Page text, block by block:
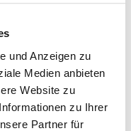
und Anzeigen zu
Medien anbieten
Website zu
zu Ihrer
Partner für